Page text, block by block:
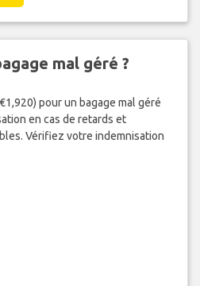
mal géré ?
pour un bagage mal géré
en cas de retards et
Vérifiez votre indemnisation